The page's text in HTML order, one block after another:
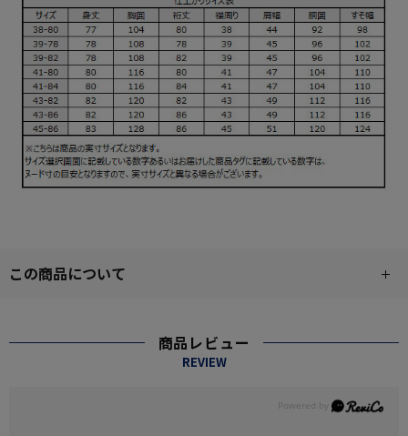
この商品について
商品レビュー
REVIEW